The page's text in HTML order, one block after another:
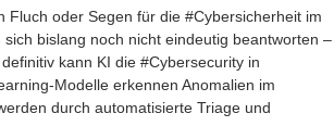
Fluch oder Segen für die #Cybersicherheit im
bislang noch nicht eindeutig beantworten –
kann KI die #Cybersecurity in
Modelle erkennen Anomalien im
durch automatisierte Triage und